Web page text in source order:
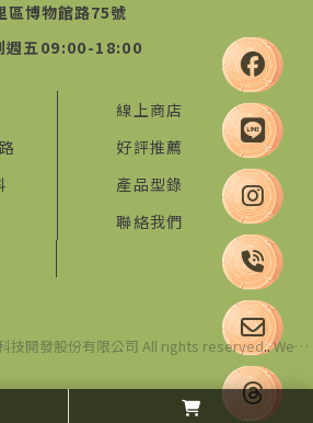
區博物館路75號
線上商店
好評推薦
產品型錄
聯絡我們
八里清潔用品買賣
技開發股份有限公司 All rights reserved..Website Design by YKQK